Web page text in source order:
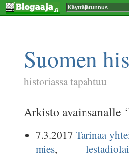
Suomen
historiassa tapahtuu
Arkisto avainsanalle
7.3.2017Tarinaa
mies,